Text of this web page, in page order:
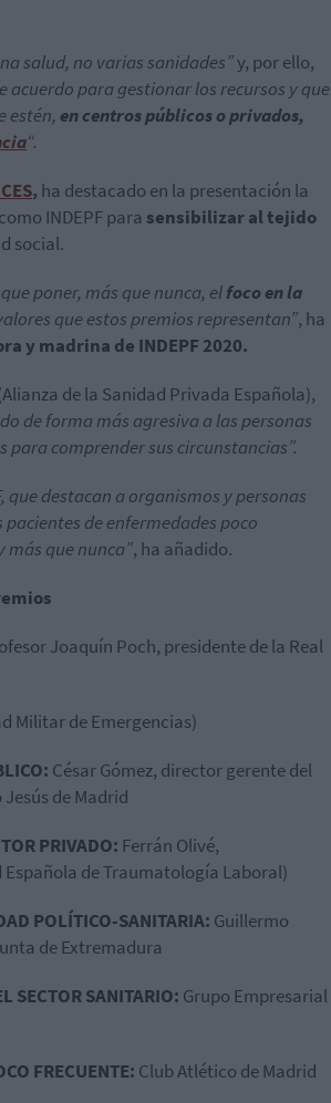
salud, no varias sanidades”y, por ello,
acuerdo para gestionar los recursos y que
estén, en centros públicos o privados,
“.
, ha destacado en la presentación la
INDEPF para sensibilizar al tejido
social.
poner, más que nunca, elfoco en la
que estos premios representan”, ha
y madrina de INDEPF 2020.
de la Sanidad Privada Española),
de forma más agresiva a las personas
comprender sus circunstancias”.
que destacan a organismos y personas
de enfermedades poco
más que nunca”, ha añadido.
Joaquín Poch, presidente de la Real
Militar de Emergencias)
César Gómez, director gerente del
de Madrid
PRIVADO: Ferrán Olivé,
Española de Traumatología Laboral)
POLÍTICO-SANITARIA: Guillermo
de Extremadura
SECTOR SANITARIO: Grupo Empresarial
FRECUENTE: Club Atlético de Madrid